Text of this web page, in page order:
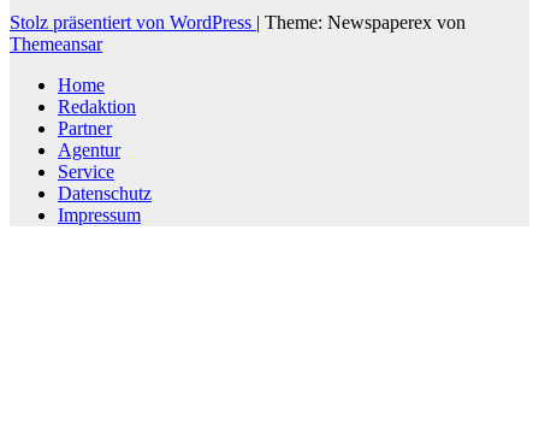
Stolz präsentiert von WordPress | Theme: Newspaperex von
Themeansar
Home
Redaktion
Partner
Agentur
Service
Datenschutz
Impressum